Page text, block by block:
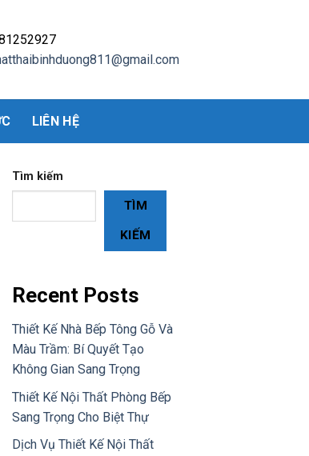
LIÊN HỆ
Tìm kiếm
TÌM
KIẾM
Recent Posts
Thiết Kế Nhà Bếp Tông Gỗ Và
Màu Trầm: Bí Quyết Tạo
Không Gian Sang Trọng
Thiết Kế Nội Thất Phòng Bếp
Sang Trọng Cho Biệt Thự
Dịch Vụ Thiết Kế Nội Thất